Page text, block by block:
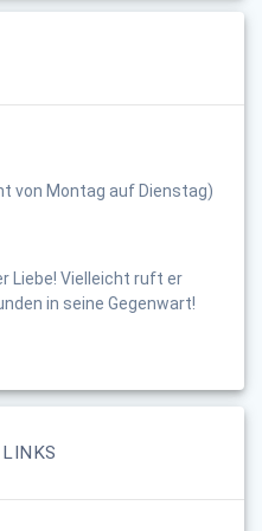
von Montag auf Dienstag)
Liebe! Vielleicht ruft er
in seine Gegenwart!